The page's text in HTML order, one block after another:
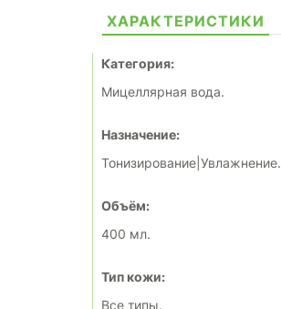
ХАРАКТЕРИСТИКИ
Категория:
Мицеллярная вода.
Назначение:
Тонизирование|Увлажнение.
Объём:
400 мл.
Тип кожи:
Все типы.